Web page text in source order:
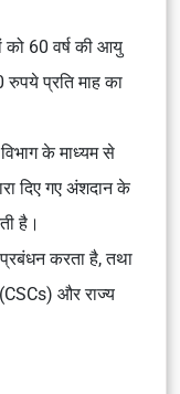
60 वर्ष की आयु
प्रति माह का
के माध्यम से
दिए गए अंशदान के
है।
करता है, तथा
(CSCs) और राज्य